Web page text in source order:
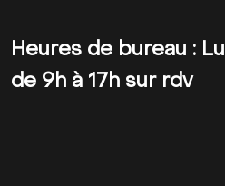
Heures de bureau :
de 9h à 17h sur rdv